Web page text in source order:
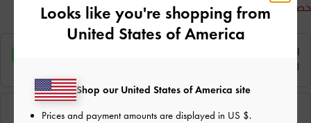
خصم 46%
Looks like you're shopping from
United States of America
Shop our United States of America site
Prices and payment amounts are displayed in US $.